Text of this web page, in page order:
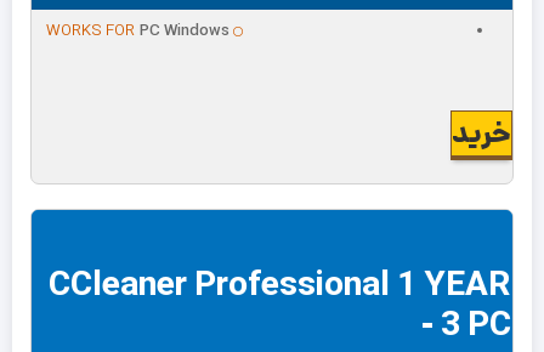
WORKS FOR PC Windows
خرید
CCleaner Professional 1 YEAR
- 3 PC